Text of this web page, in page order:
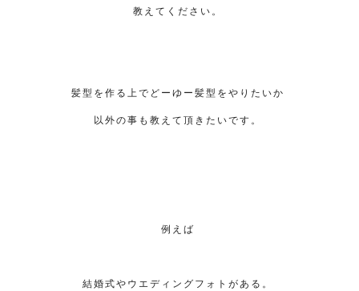
教えてください。
髪型を作る上でどーゆー髪型をやりたいか
以外の事も教えて頂きたいです。
例えば
結婚式やウエディングフォトがある。